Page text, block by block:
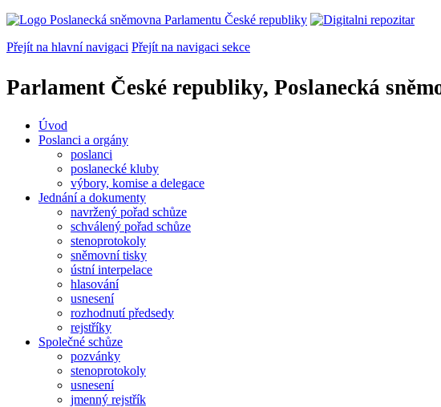
Přejít na hlavní navigaci Přejít na navigaci sekce
Parlament České republiky, Poslanecká
Úvod
Poslanci a orgány
poslanci
poslanecké kluby
výbory, komise a delegace
Jednání a dokumenty
navržený pořad schůze
schválený pořad schůze
stenoprotokoly
sněmovní tisky
ústní interpelace
hlasování
usnesení
rozhodnutí předsedy
rejstříky
Společné schůze
pozvánky
stenoprotokoly
usnesení
jmenný rejstřík